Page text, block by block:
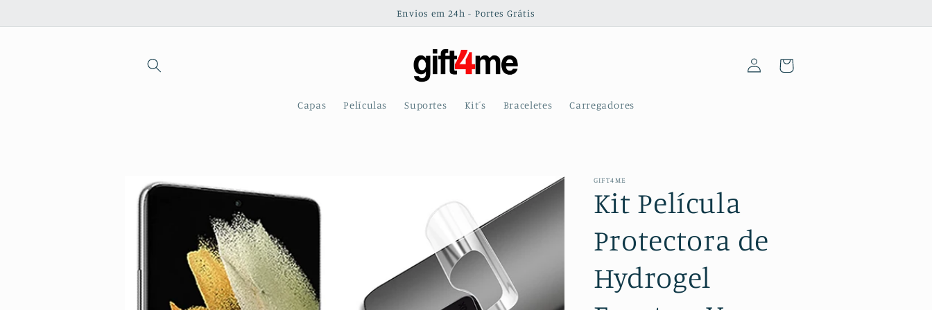
conteúdo
Envios em 24h - Portes Grátis
Capas Películas Suportes Kit´s Braceletes Carregadores
Iniciar
sessão
Carrinho
a
GIFT4ME
Kit Película
Protectora de
Hydrogel